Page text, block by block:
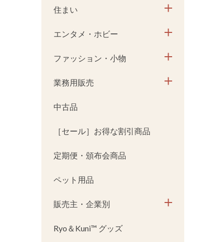
住まい
エンタメ・ホビー
ファッション・小物
業務用販売
中古品
［セール］お得な割引商品
定期便・頒布会商品
ペット用品
販売主・企業別
Ryo＆Kuni™ グッズ